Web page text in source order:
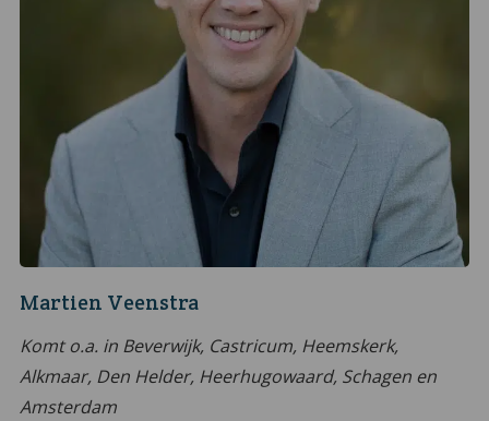
Martien Veenstra
Komt o.a. in Beverwijk, Castricum, Heemskerk,
Alkmaar, Den Helder, Heerhugowaard, Schagen en
Amsterdam